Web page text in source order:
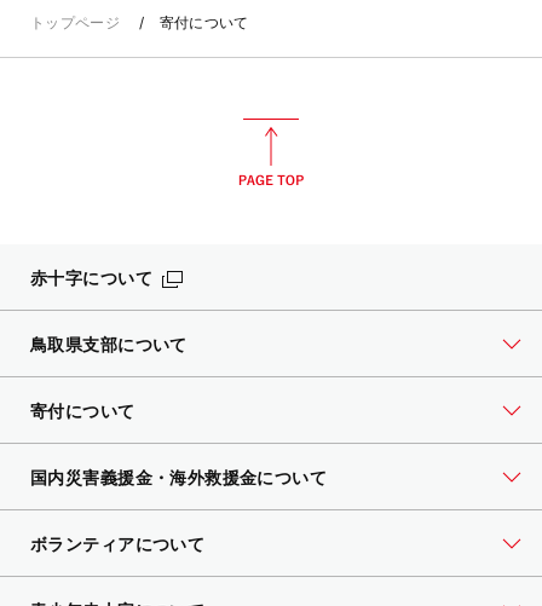
トップページ 寄付について
赤十字について
鳥取県支部について
寄付について
国内災害義援金・海外救援金について
ボランティアについて